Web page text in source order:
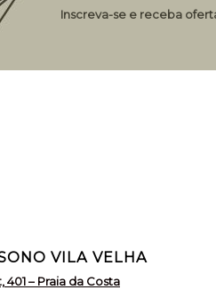
Inscreva-se e receba
VILA VELHA
– Praia da Costa